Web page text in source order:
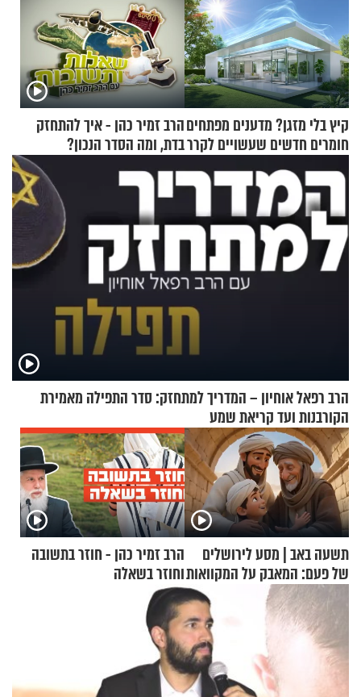
קיץ בלי מזגן? מדענים מפתחים
חומרים חדשים שעשויים לקרר
הרב זמיר כהן - איך להתחזק
בדת, ומה הסדר הנכון?
הרב רפאל אוחיון – המדריך למתחזק: סדר התפילה מאמירת
הקורבנות ועד קריאת שמע
תשעה באב | מסע לירושלים
של פעם: המאבק על המקוואות
הרב זמיר כהן - חוזר בתשובה
וחוזר בשאלה